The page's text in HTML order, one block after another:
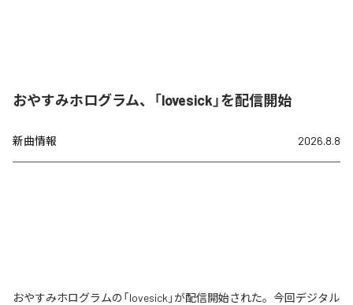
おやすみホログラム、「lovesick」を配信開始
新曲情報 2026.8.8
おやすみホログラムの「lovesick」が配信開始された。今回デジタル